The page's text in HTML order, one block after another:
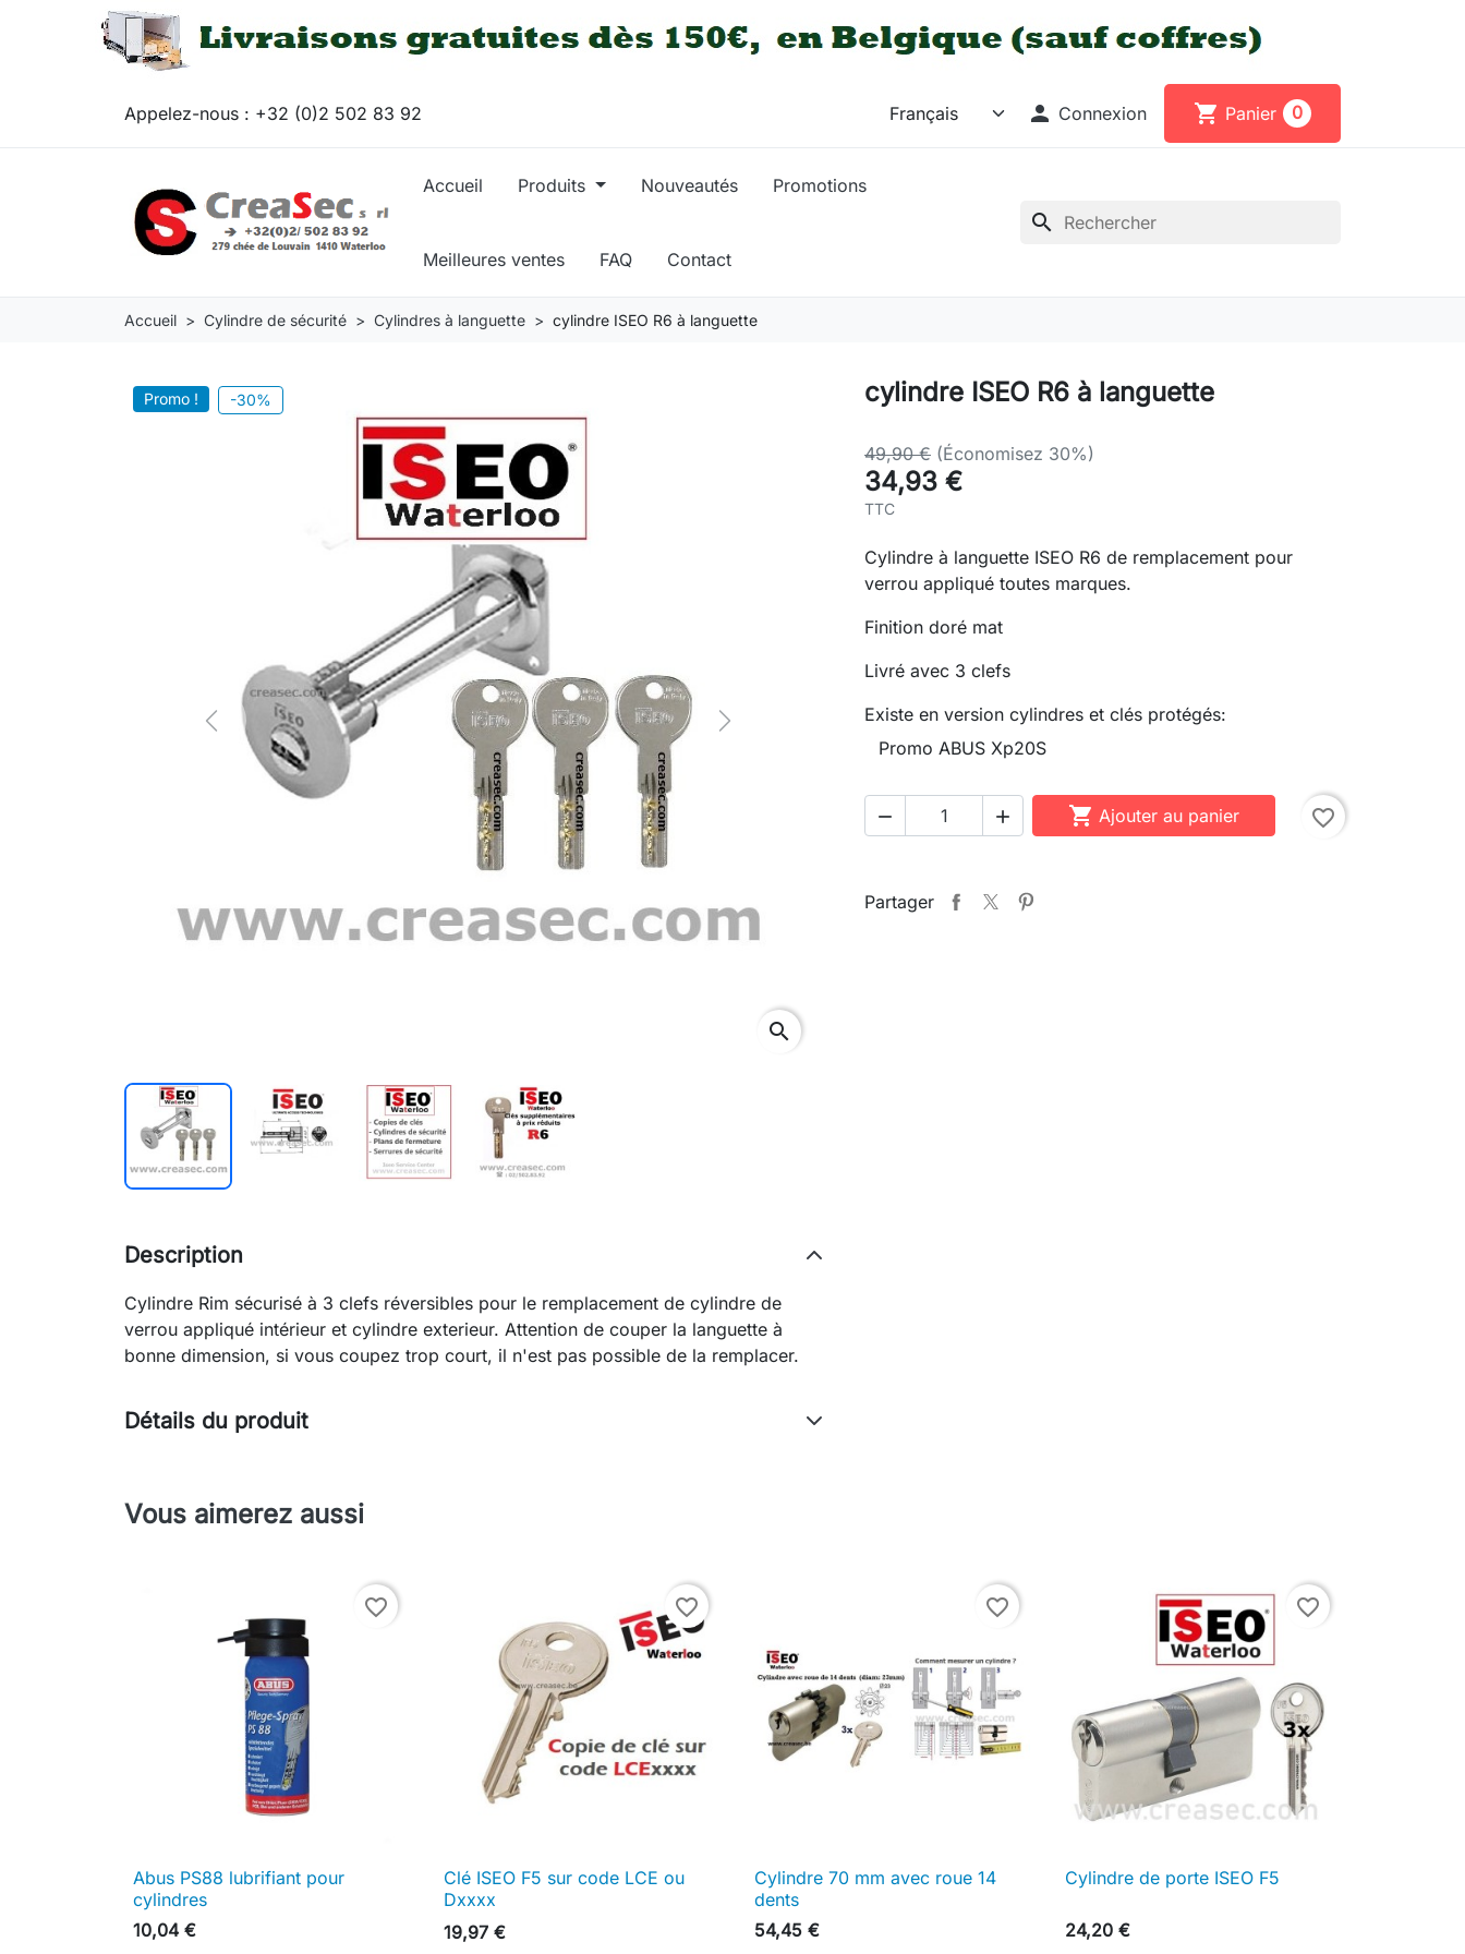
Appelez-nous : +32 (0)2 502 83 92  Connexion shopping_cart Panier 0
Accueil Produits Nouveautés Promotions
Meilleures ventes FAQ Contact
search
Accueil Cylindre de sécurité Cylindres à languette cylindre ISEO R6 à languette
Promo ! -30%
Previous Next
search
cylindre ISEO R6 à languette
49,90 € (Économisez 30%)
34,93 €
TTC
Cylindre à languette ISEO R6 de remplacement pour
verrou appliqué toutes marques.
Finition doré mat
Livré avec 3 clefs
Existe en version cylindres et clés protégés:
Promo ABUS Xp20S
   Ajouter au panier favorite_border
Partager
Description
Cylindre Rim sécurisé à 3 clefs réversibles pour le remplacement de cylindre de
verrou appliqué intérieur et cylindre exterieur. Attention de couper la languette à
bonne dimension, si vous coupez trop court, il n'est pas possible de la remplacer.
Détails du produit
Vous aimerez aussi
favorite_border
 Aperçu rapide
Abus PS88 lubrifiant pour
cylindres
10,04 €
favorite_border
 Aperçu rapide
Clé ISEO F5 sur code LCE ou
Dxxxx
19,97 €
favorite_border
 Aperçu rapide
Cylindre 70 mm avec roue 14
dents
54,45 €
favorite_border
 Aperçu rapide
Cylindre de porte ISEO F5
24,20 €